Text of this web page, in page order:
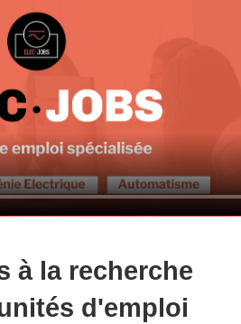
à la recherche
d'emploi